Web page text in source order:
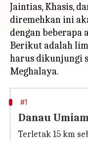
Jaintias, Khasis,
diremehkan ini
dengan
Berikut adalah
harus dikunjungi
#1
Danau
Terletak 15 km